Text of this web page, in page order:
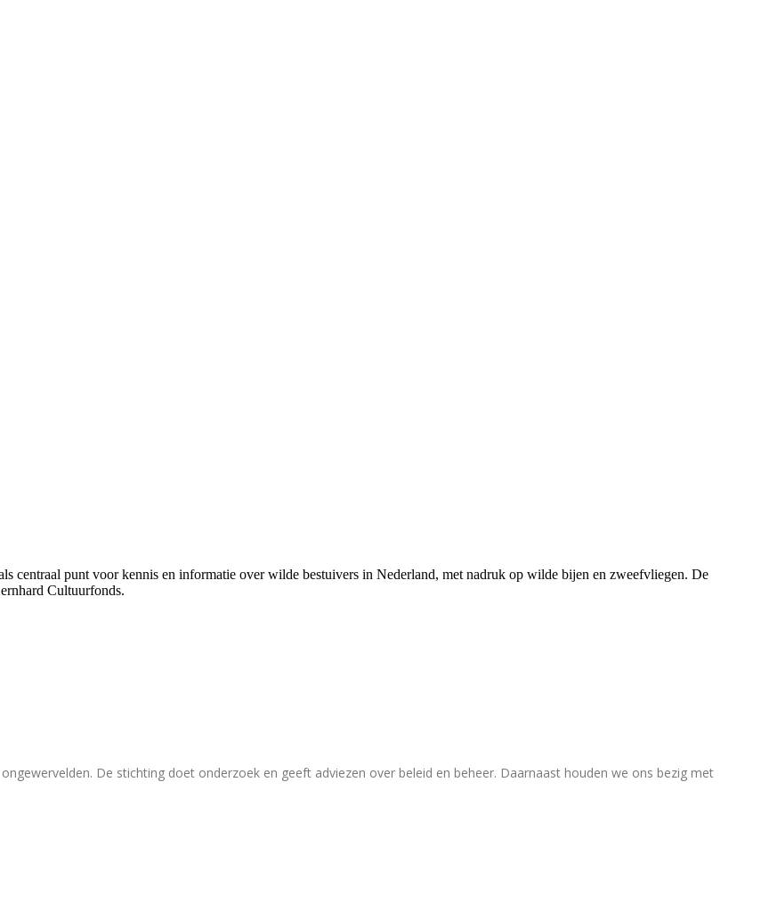
centraal punt voor kennis en informatie over wilde bestuivers in Nederland, met nadruk op wilde bijen en zweefvliegen. De
Cultuurfonds.
De stichting doet onderzoek en geeft adviezen over beleid en beheer. Daarnaast houden we ons bezig met